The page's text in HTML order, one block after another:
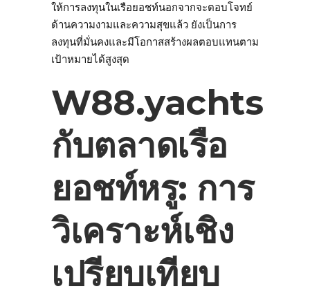
ให้การลงทุนในเรือยอชท์นอกจากจะตอบโจทย์
ด้านความงามและความสุขแล้ว ยังเป็นการ
ลงทุนที่มั่นคงและมีโอกาสสร้างผลตอบแทนตาม
เป้าหมายได้สูงสุด
W88.yachts
กับตลาดเรือ
ยอชท์หรู: การ
วิเคราะห์เชิง
เปรียบเทียบ